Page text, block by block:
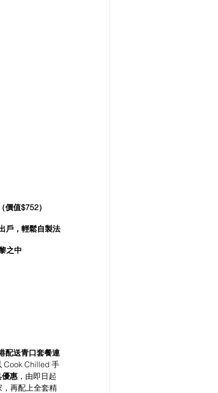
值$752）
戶，輕鬆自製法
之中
配送青口套餐連
Cook Chilled 手
優惠 ，由即日起
再配上全套精